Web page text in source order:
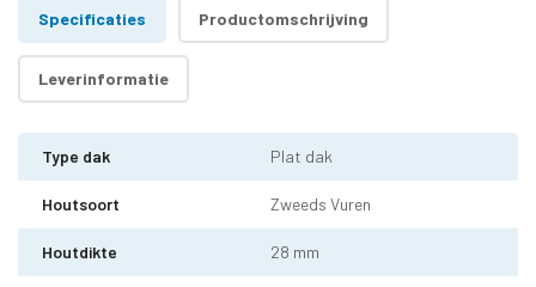
Specificaties Productomschrijving
Leverinformatie
Type dak Plat dak
Houtsoort Zweeds Vuren
Houtdikte 28 mm